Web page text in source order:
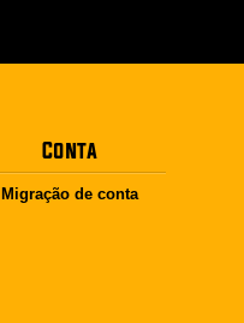
Conta
Migração de conta